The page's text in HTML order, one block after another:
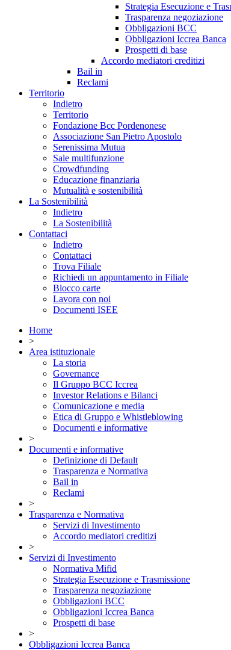
Strategia Esecuzione e
Trasparenza negoziazione
Obbligazioni BCC
Obbligazioni Iccrea Banca
Prospetti di base
Accordo mediatori creditizi
Bail in
Reclami
Territorio
Indietro
Territorio
Fondazione Bcc Pordenonese
Associazione San Pietro Apostolo
Serenissima Mutua
Sale multifunzione
Crowdfunding
Educazione finanziaria
Mutualità e sostenibilità
La Sostenibilità
Indietro
La Sostenibilità
Contattaci
Indietro
Contattaci
Trova Filiale
Richiedi un appuntamento in Filiale
Blocco carte
Lavora con noi
Documenti ISEE
Home
>
Area istituzionale
La storia
Governance
Il Gruppo BCC Iccrea
Investor Relations e Bilanci
Comunicazione e media
Etica di Gruppo e Whistleblowing
Documenti e informative
>
Documenti e informative
Definizione di Default
Trasparenza e Normativa
Bail in
Reclami
>
Trasparenza e Normativa
Servizi di Investimento
Accordo mediatori creditizi
>
Servizi di Investimento
Normativa Mifid
Strategia Esecuzione e Trasmissione
Trasparenza negoziazione
Obbligazioni BCC
Obbligazioni Iccrea Banca
Prospetti di base
>
Obbligazioni Iccrea Banca